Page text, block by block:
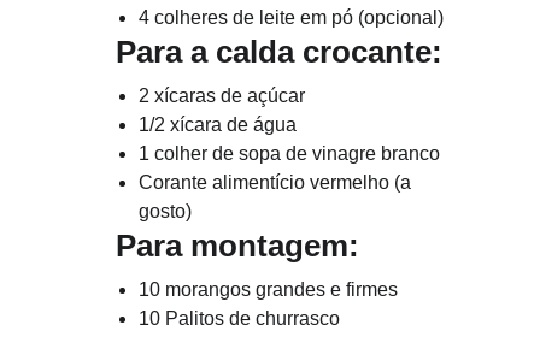
4 colheres de leite em pó (opcional)
   Para a calda crocante:
2 xícaras de açúcar
1/2 xícara de água
1 colher de sopa de vinagre branco
Corante alimentício vermelho (a
gosto)
   Para montagem:
10 morangos grandes e firmes
10 Palitos de churrasco